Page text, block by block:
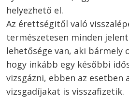
helyezhető el.
Az érettségitől való
természetesen minden
lehetősége van, aki bármely
hogy inkább egy későbbi
vizsgázni, ebben az esetben
vizsgadíjakat is visszafizetik.